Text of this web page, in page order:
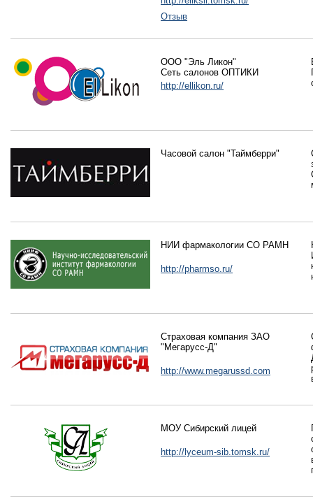
Отзыв
ООО "Эль Ликон"
Сеть салонов ОПТИКИ
http://ellikon.ru/
Часовой салон "Таймберри"
НИИ фармакологии СО РАМН
http://pharmso.ru/
Страховая компания ЗАО
"Мегарусс-Д"
http://www.megarussd.com
МОУ Сибирский лицей
http://lyceum-sib.tomsk.ru/